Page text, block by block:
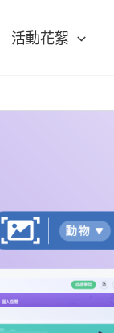
活動花絮